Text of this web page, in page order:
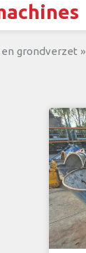
en grondverzet »